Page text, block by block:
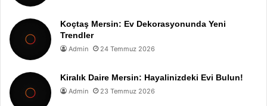
Koçtaş Mersin: Ev Dekorasyonunda Yeni
Trendler
Admin 24 Temmuz 2026
Kiralık Daire Mersin: Hayalinizdeki Evi Bulun!
Admin 23 Temmuz 2026